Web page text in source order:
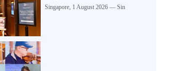
Singapore, 1 August 2026 — Sin